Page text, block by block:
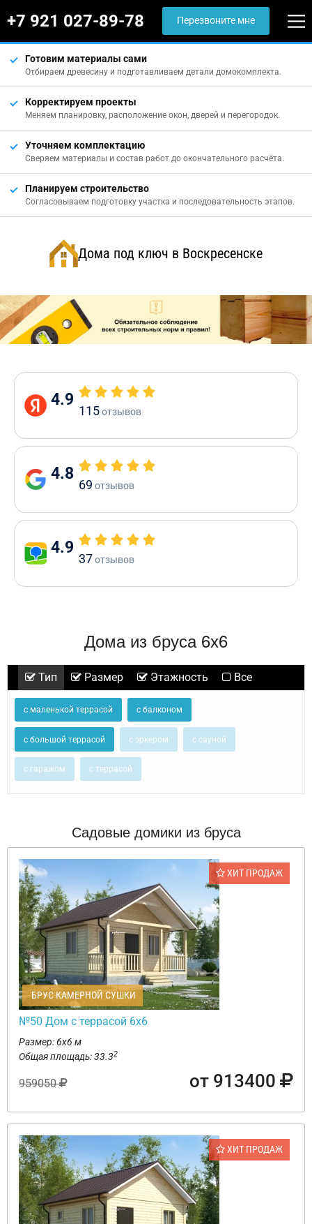
+7 921 027-89-78 Перезвоните мне
Готовим материалы сами
Отбираем древесину и подготавливаем детали домокомплекта.
Корректируем проекты
Меняем планировку, расположение окон, дверей и перегородок.
Уточняем комплектацию
Сверяем материалы и состав работ до окончательного расчёта.
Планируем строительство
Согласовываем подготовку участка и последовательность этапов.
Дома под ключ в Воскресенске
4.9
115отзывов
4.8
69 отзывов
4.9
37отзывов
Дома из бруса 6х6
Тип Размер Этажность Все
с маленькой террасой с балконом
с большой террасой с эркером с сауной
с гаражом с террасой
Садовые домики из бруса
ХИТ ПРОДАЖ
БРУС КАМЕРНОЙ СУШКИ
№50 Дом с террасой 6х6
Размер: 6х6 м
Общая площадь: 33.32
959050 от 913400
ХИТ ПРОДАЖ